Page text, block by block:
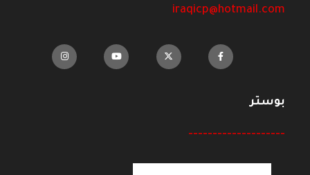
iraqicp@hotmail.com
بوستر
--------------------